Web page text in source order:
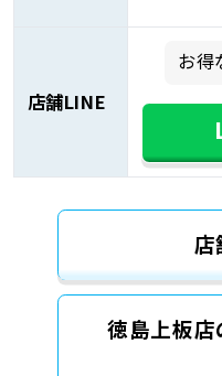
店舗LINE
お得
店
徳島上板